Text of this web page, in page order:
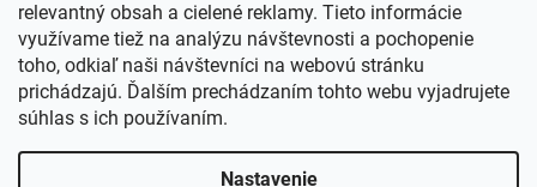
relevantný obsah a cielené reklamy. Tieto informácie
využívame tiež na analýzu návštevnosti a pochopenie
toho, odkiaľ naši návštevníci na webovú stránku
prichádzajú. Ďalším prechádzaním tohto webu vyjadrujete
súhlas s ich používaním.
Nastavenie